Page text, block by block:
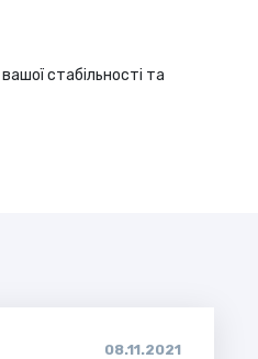
стабільності та
08.11.2021